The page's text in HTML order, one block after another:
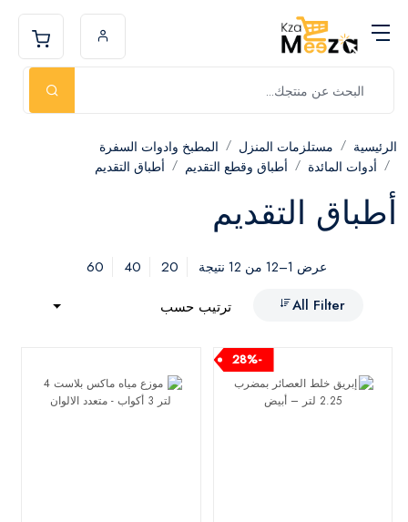
الرئيسية مستلزمات المنزل
المطبخ وادوات السفرة
أدوات المائدة
أطباق وقطع التقديم أطباق التقديم
أطباق التقديم
عرض 1–12 من 12 نتيجة 20
40
60
All Filter
ترتيب حسب
-28%